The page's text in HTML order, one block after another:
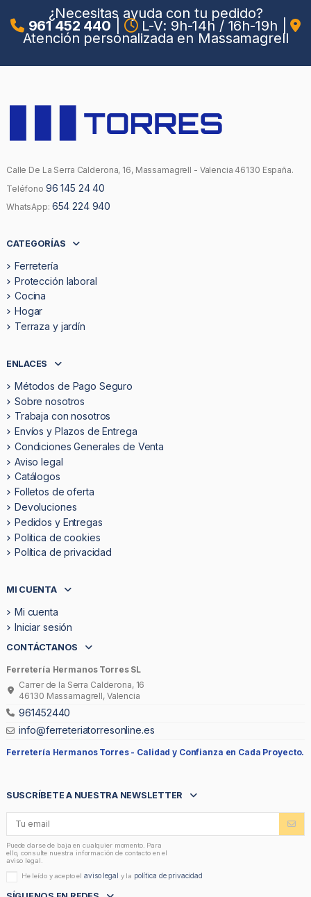
¿Necesitas ayuda con tu pedido?
961 452 440 L-V: 9h-14h / 16h-19h
Atención personalizada en Massamagrell
Calle De La Serra Calderona, 16, Massamagrell - Valencia 46130 España.
Teléfono 96 145 24 40
WhatsApp: 654 224 940
CATEGORÍAS
Ferretería
Protección laboral
Cocina
Hogar
Terraza y jardín
ENLACES
Métodos de Pago Seguro
Sobre nosotros
Trabaja con nosotros
Envíos y Plazos de Entrega
Condiciones Generales de Venta
Aviso legal
Catálogos
Folletos de oferta
Devoluciones
Pedidos y Entregas
Politica de cookies
Política de privacidad
MI CUENTA
Mi cuenta
Iniciar sesión
CONTÁCTANOS
Ferretería Hermanos Torres SL
Carrer de la Serra Calderona, 16
46130 Massamagrell, Valencia
961452440
info@ferreteriatorresonline.es
Ferretería Hermanos Torres - Calidad y Confianza en Cada Proyecto.
SUSCRÍBETE A NUESTRA NEWSLETTER
Puede darse de baja en cualquier momento. Para
ello, consulte nuestra información de contacto en el
aviso legal.
He leído y acepto elaviso legal y la política de privacidad